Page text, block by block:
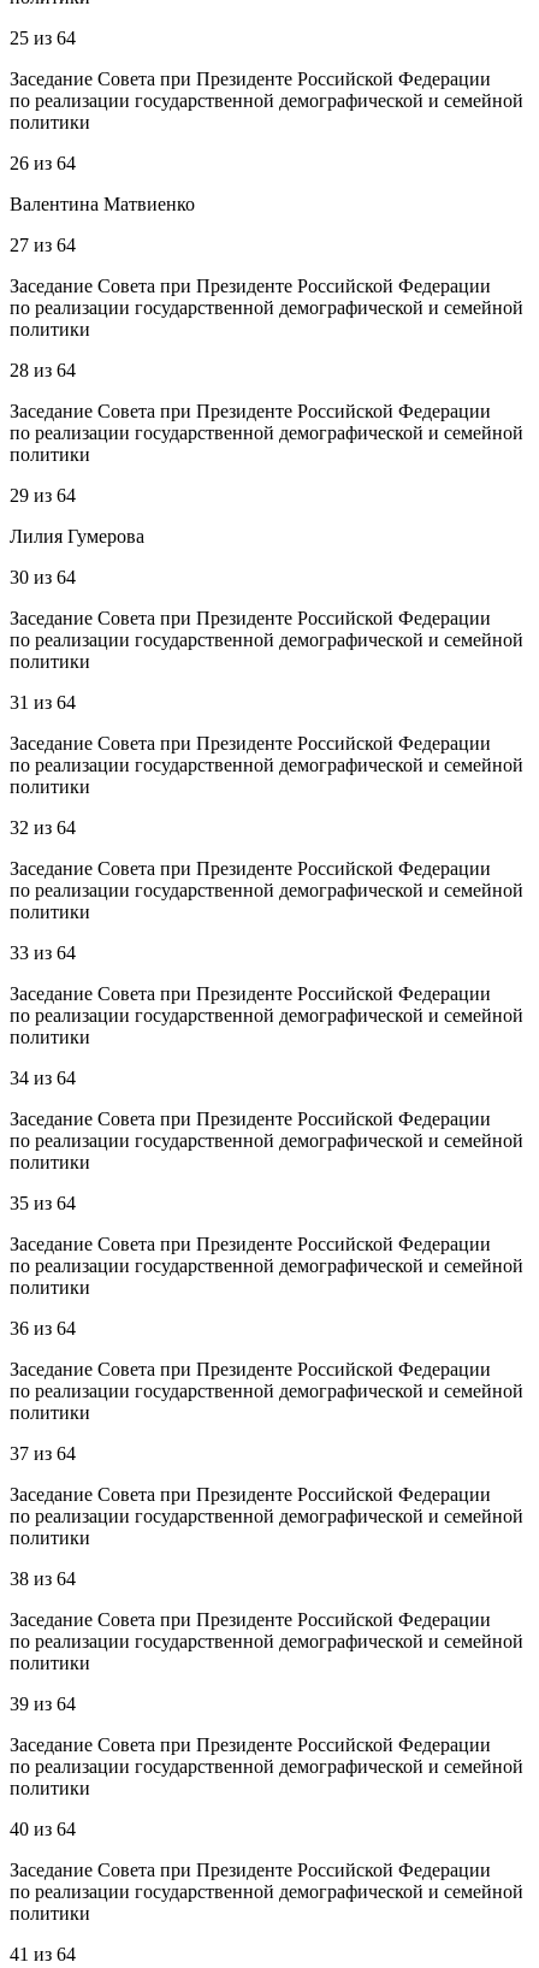
25 из 64
Заседание Совета при Президенте Российской Федерации
по реализации государственной демографической и семейной
политики
26 из 64
Валентина Матвиенко
27 из 64
Заседание Совета при Президенте Российской Федерации
по реализации государственной демографической и семейной
политики
28 из 64
Заседание Совета при Президенте Российской Федерации
по реализации государственной демографической и семейной
политики
29 из 64
Лилия Гумерова
30 из 64
Заседание Совета при Президенте Российской Федерации
по реализации государственной демографической и семейной
политики
31 из 64
Заседание Совета при Президенте Российской Федерации
по реализации государственной демографической и семейной
политики
32 из 64
Заседание Совета при Президенте Российской Федерации
по реализации государственной демографической и семейной
политики
33 из 64
Заседание Совета при Президенте Российской Федерации
по реализации государственной демографической и семейной
политики
34 из 64
Заседание Совета при Президенте Российской Федерации
по реализации государственной демографической и семейной
политики
35 из 64
Заседание Совета при Президенте Российской Федерации
по реализации государственной демографической и семейной
политики
36 из 64
Заседание Совета при Президенте Российской Федерации
по реализации государственной демографической и семейной
политики
37 из 64
Заседание Совета при Президенте Российской Федерации
по реализации государственной демографической и семейной
политики
38 из 64
Заседание Совета при Президенте Российской Федерации
по реализации государственной демографической и семейной
политики
39 из 64
Заседание Совета при Президенте Российской Федерации
по реализации государственной демографической и семейной
политики
40 из 64
Заседание Совета при Президенте Российской Федерации
по реализации государственной демографической и семейной
политики
41 из 64